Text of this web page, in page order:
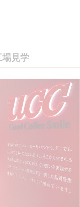
場見学